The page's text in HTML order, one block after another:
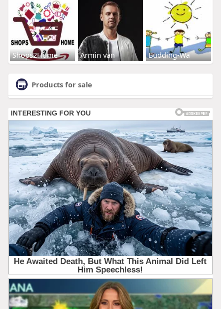
Shops2Home Armin van Budding-Wa
Products for sale